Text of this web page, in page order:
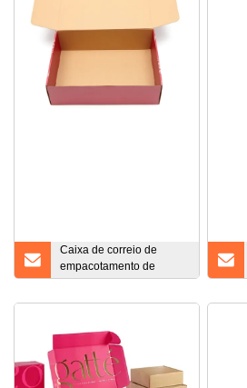
Caixa de correio de
empacotamento de
empacotamento de papel
caixa feita sob
encomenda